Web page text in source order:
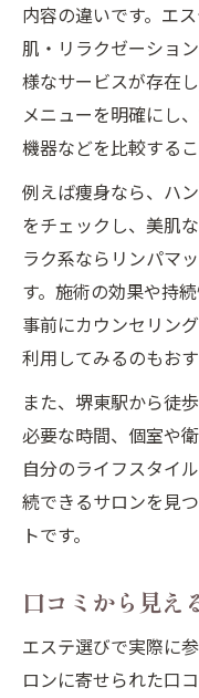
内容の違いです。エ
肌・リラクゼーショ
様なサービスが存在
メニューを明確にし
機器などを比較するこ
例えば痩身なら、ハ
をチェックし、美肌
ラク系ならリンパマ
す。施術の効果や持
事前にカウンセリン
利用してみるのもおす
また、堺東駅から徒
必要な時間、個室や
自分のライフスタイ
続できるサロンを見
トです。
口コミから見え
エステ選びで実際に
ロンに寄せられた口